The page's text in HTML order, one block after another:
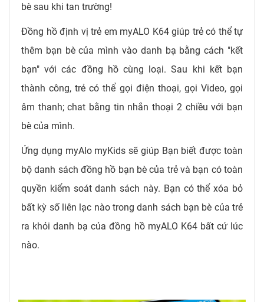
bè sau khi tan trường!
Đồng hồ định vị trẻ em myALO K64 giúp trẻ có thể tự
thêm bạn bè của mình vào danh bạ bằng cách "kết
bạn" với các đồng hồ cùng loại. Sau khi kết bạn
thành công, trẻ có thể gọi điện thoại, gọi Video, gọi
âm thanh; chat bằng tin nhắn thoại 2 chiều với bạn
bè của mình.
Ứng dụng myAlo myKids sẽ giúp Bạn biết được toàn
bộ danh sách đồng hồ bạn bè của trẻ và bạn có toàn
quyền kiểm soát danh sách này. Bạn có thể xóa bỏ
bất kỳ số liên lạc nào trong danh sách bạn bè của trẻ
ra khỏi danh bạ của đồng hồ myALO K64 bất cứ lúc
nào.